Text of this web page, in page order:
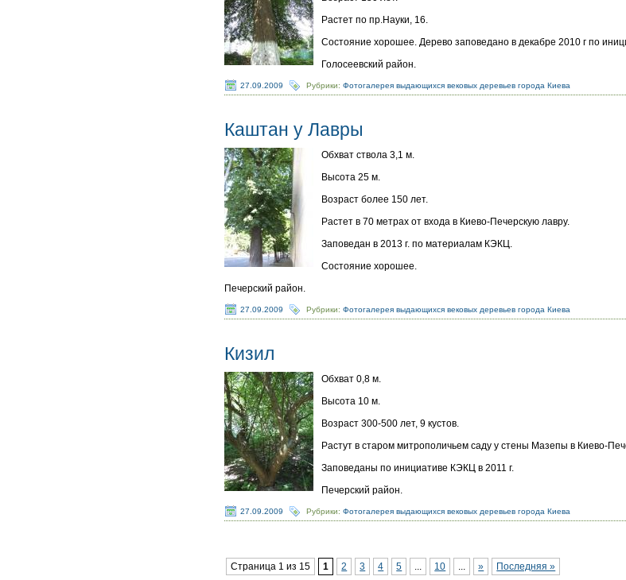
Растет по пр.Науки, 16.
Состояние хорошее. Дерево заповедано в декабре 2010 г по
Голосеевский район.
27.09.2009 Рубрики:Фотогалерея выдающихся вековых деревьев города Киева
Каштан у Лавры
Обхват ствола 3,1 м.
Высота 25 м.
Возраст более 150 лет.
Растет в 70 метрах от входа в Киево-Печерскую лавру.
Заповедан в 2013 г. по материалам КЭКЦ.
Состояние хорошее.
Печерский район.
27.09.2009 Рубрики:Фотогалерея выдающихся вековых деревьев города Киева
Кизил
Обхват 0,8 м.
Высота 10 м.
Возраст 300-500 лет, 9 кустов.
Растут в старом митрополичьем саду у стены Мазепы в Киево-
Заповеданы по инициативе КЭКЦ в 2011 г.
Печерский район.
27.09.2009 Рубрики:Фотогалерея выдающихся вековых деревьев города Киева
Страница 1 из 15 1 2 3 4 5 ... 10 ... » Последняя »